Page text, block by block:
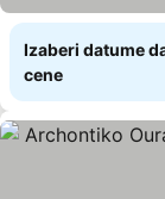
Izaberi datume
cene